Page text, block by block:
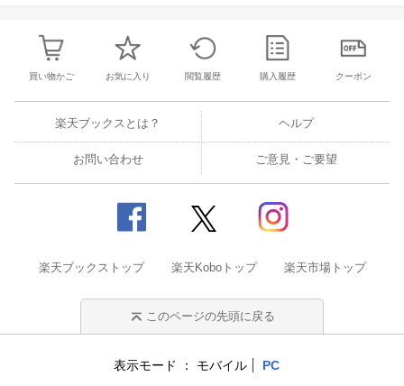
買い物かご お気に入り 閲覧履歴 購入履歴 クーポン
楽天ブックスとは？ ヘルプ
お問い合わせ ご意見・ご要望
楽天ブックストップ 楽天Koboトップ 楽天市場トップ
このページの先頭に戻る
表示モード モバイル PC